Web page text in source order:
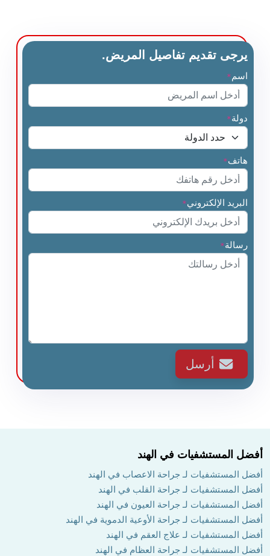
يرجى تقديم تفاصيل المريض.
اسم *
دولة*
هاتف*
البريد الإلكتروني*
رسالة*
أرسل
أفضل المستشفيات في الهند
أفضل المستشفيات لـ جراحة الاعصاب في الهند
أفضل المستشفيات لـ جراحة القلب في الهند
أفضل المستشفيات لـ جراحة العيون في الهند
أفضل المستشفيات لـ جراحة الأوعية الدموية في الهند
أفضل المستشفيات لـ علاج العقم في الهند
أفضل المستشفيات لـ جراحة العظام في الهند